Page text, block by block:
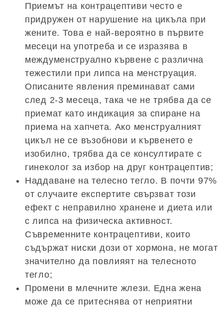
Приемът на контрацептиви често е
придружен от нарушение на цикъла при
жените. Това е най-вероятно в първите
месеци на употреба и се изразява в
междуменструално кървене с различна
тежестили при липса на менструация.
Описаните явления преминават сами
след 2-3 месеца, така че не трябва да се
приемат като индикация за спиране на
приема на хапчета. Ако менструалният
цикъл не се възобнови и кървенето е
изобилно, трябва да се консултирате с
гинеколог за избор на друг контрацептив;
Наддаване на телесно тегло. В почти 97%
от случаите експертите свързват този
ефект с неправилно хранене и диета или
с липса на физическа активност.
Съвременните контрацептиви, които
съдържат ниски дози от хормона, не могат
значително да повлияят на телесното
тегло;
Промени в млечните жлези. Една жена
може да се притеснява от неприятни